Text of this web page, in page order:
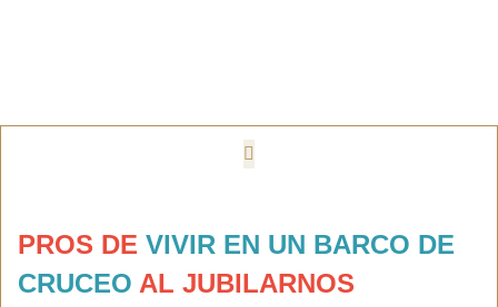
PROS DE VIVIR EN UN BARCO DE
CRUCEO AL JUBILARNOS